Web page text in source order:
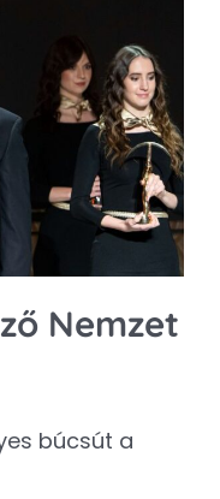
Nemzet
búcsút a